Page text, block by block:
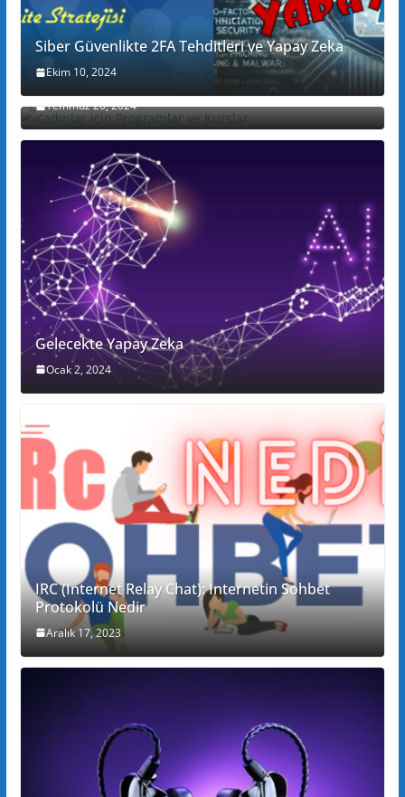
Siber Güvenlikte 2FA Tehditleri ve Yapay Zeka
Ekim 10, 2024
Kadınlar için Programlar ve Kurslar
Temmuz 20, 2024
Gelecekte Yapay Zeka
Ocak 2, 2024
IRC (Internet Relay Chat): İnternetin Sohbet
Protokolü Nedir
Aralık 17, 2023